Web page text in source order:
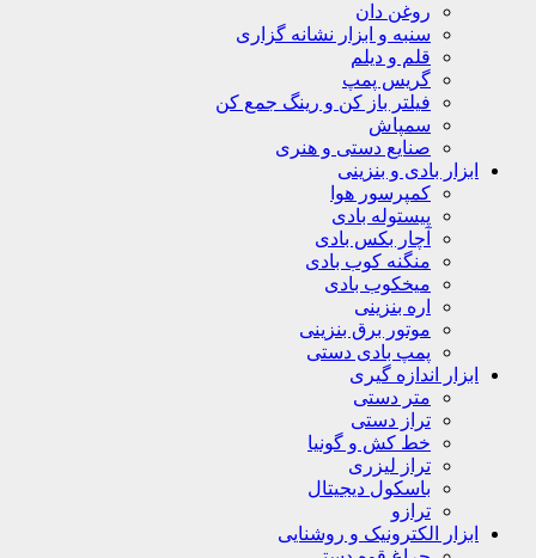
روغن دان
سنبه و ابزار نشانه گزاری
قلم و دیلم
گریس پمپ
فیلتر باز کن و رینگ جمع کن
سمپاش
صنایع دستی و هنری
ابزار بادی و بنزینی
کمپرسور هوا
پیستوله بادی
آچار بکس بادی
منگنه کوب بادی
میخکوب بادی
اره بنزینی
موتور برق بنزینی
پمپ بادی دستی
ابزار اندازه گیری
متر دستی
تراز دستی
خط کش و گونیا
تراز لیزری
باسکول دیجیتال
ترازو
ابزار الکترونیک و روشنایی